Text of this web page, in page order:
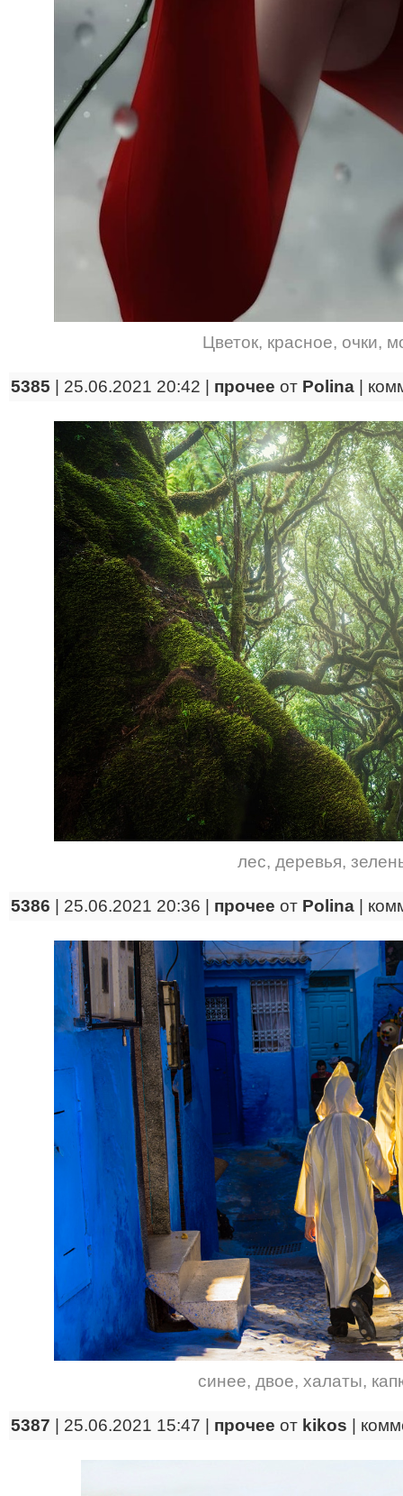
Цветок, красное, очки,
5385 | 25.06.2021 20:42 | прочее от Polina
лес, деревья,
5386 | 25.06.2021 20:36 | прочее от Polina
синее, двое, халаты,
5387 | 25.06.2021 15:47 | прочее от kikos